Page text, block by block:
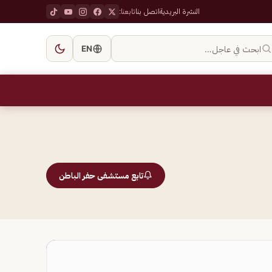
النشرة البريديةاتصل بناتابعنا:
ابحث في عاجل… EN
تابع مستشفى حفر الباطن